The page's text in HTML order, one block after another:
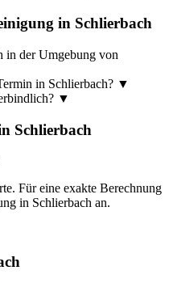
in Schlierbach
in der Umgebung von
in Schlierbach? ▼
▼
Schlierbach
Für eine exakte Berechnung
in Schlierbach an.